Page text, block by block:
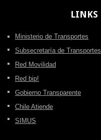
LINKS
Ministerio de Transportes
Subsecretaría de Transportes
Red Movilidad
Red bip!
Gobierno Transparente
Chile Atiende
SIMUS